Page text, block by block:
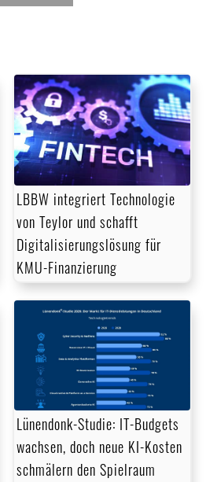
LBBW integriert Technologie
von Teylor und schafft
Digitalisierungslösung für
KMU-Finanzierung
Lünendonk-Studie: IT-Budgets
wachsen, doch neue KI-Kosten
schmälern den Spielraum